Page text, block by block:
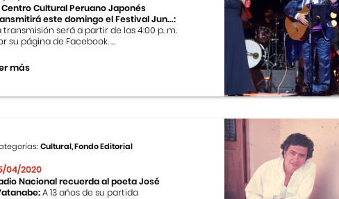
Centro Cultural Peruano Japonés
este domingo el Festival Jun...:
transmisión será a partir de las 4:00 p. m.
su página de Facebook. ...
más
Cultural, Fondo Editorial
04/2020
Nacional recuerda al poeta José
A 13 años de su partida